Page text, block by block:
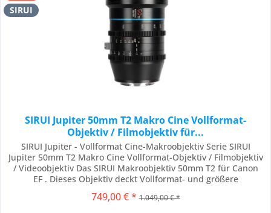
SIRUI
SIRUI Jupiter 50mm T2 Makro Cine Vollformat-
Objektiv / Filmobjektiv für...
SIRUI Jupiter - Vollformat Cine-Makroobjektiv Serie SIRUI
Jupiter 50mm T2 Makro Cine Vollformat-Objektiv / Filmobjektiv
/ Videoobjektiv Das SIRUI Makroobjektiv 50mm T2 für Canon
EF . Dieses Objektiv deckt Vollformat- und größere
Aberration ab und kann auf verschiedenen professionellen
749,00 € * 1.049,00 € *